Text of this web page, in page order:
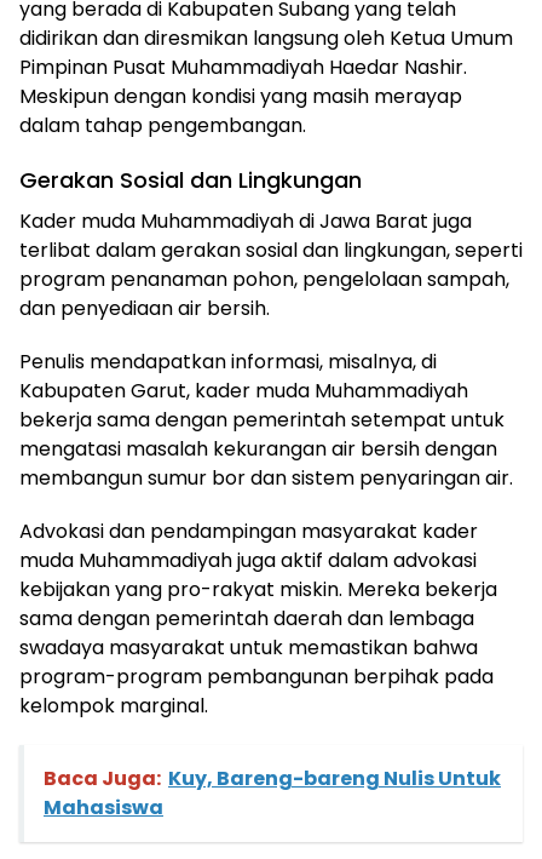
yang berada di Kabupaten Subang yang telah
didirikan dan diresmikan langsung oleh Ketua Umum
Pimpinan Pusat Muhammadiyah Haedar Nashir.
Meskipun dengan kondisi yang masih merayap
dalam tahap pengembangan.
Gerakan Sosial dan Lingkungan
Kader muda Muhammadiyah di Jawa Barat juga
terlibat dalam gerakan sosial dan lingkungan, seperti
program penanaman pohon, pengelolaan sampah,
dan penyediaan air bersih.
Penulis mendapatkan informasi, misalnya, di
Kabupaten Garut, kader muda Muhammadiyah
bekerja sama dengan pemerintah setempat untuk
mengatasi masalah kekurangan air bersih dengan
membangun sumur bor dan sistem penyaringan air.
Advokasi dan pendampingan masyarakat kader
muda Muhammadiyah juga aktif dalam advokasi
kebijakan yang pro-rakyat miskin. Mereka bekerja
sama dengan pemerintah daerah dan lembaga
swadaya masyarakat untuk memastikan bahwa
program-program pembangunan berpihak pada
kelompok marginal.
Baca Juga: Kuy, Bareng-bareng Nulis Untuk
Mahasiswa